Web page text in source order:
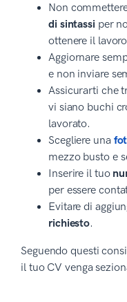
Non
di sintassi per
ottenere il
Aggiornare
e non inviare
Assicurarti che
vi siano buchi
lavorato.
Scegliere una
mezzo busto e
Inserire il tuo
per essere
Evitare di
richiesto.
Seguendo questi
il tuo CV venga